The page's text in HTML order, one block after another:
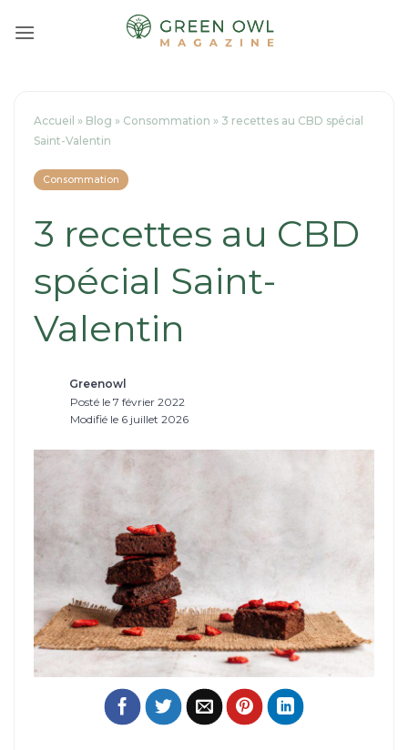
au
Accueil » Blog » Consommation » 3 recettes au CBD spécial
Saint-Valentin
Consommation
3 recettes au CBD
spécial Saint-
Valentin
Greenowl
Posté le 7 février 2022
Modifié le 6 juillet 2026